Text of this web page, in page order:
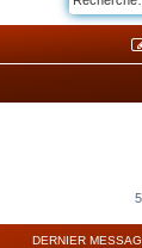
DERNIER